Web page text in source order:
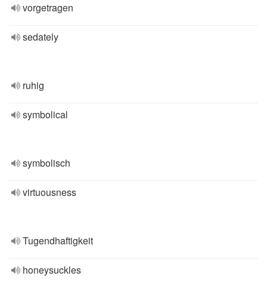
vorgetragen
sedately
ruhig
symbolical
symbolisch
virtuousness
Tugendhaftigkeit
honeysuckles